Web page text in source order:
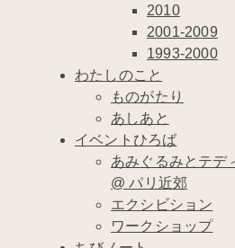
2010
2001-2009
1993-2000
わたしのこと
ものがたり
あしあと
イベントひろば
あみぐるみとテデ
@ パリ近郊
エクシビション
ワークショップ